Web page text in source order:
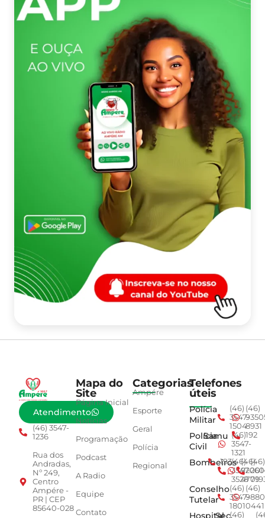
Atendimento
(46) 3547-
1236
Rua dos
Andradas,
Nº 249,
Centro
Ampére -
PR | CEP
85640-028
Mapa do
Site
Página Inicial
Notícias
Programação
Podcast
A Radio
Equipe
Contato
Categorias
Ampére
Esporte
Geral
Polícia
Regional
Telefones
úteis
Polícia
Militar
(46)
3547-
1504
(46)
8931
Polícia
Civil
Samu (46)
3547-
1321
192
Bombeiros
193(46)
3547-
3528
(46)
4779
(46)
Conselho
Tutelar
(46)
3547-
1801
(46)
0441
HospitalSec.(46)